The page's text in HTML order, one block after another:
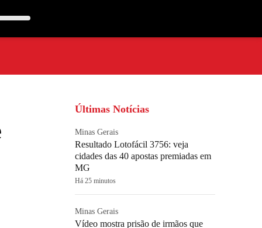
Últimas Notícias
Minas Gerais
Resultado Lotofácil 3756: veja
cidades das 40 apostas premiadas em
MG
Há 25 minutos
Minas Gerais
Vídeo mostra prisão de irmãos que